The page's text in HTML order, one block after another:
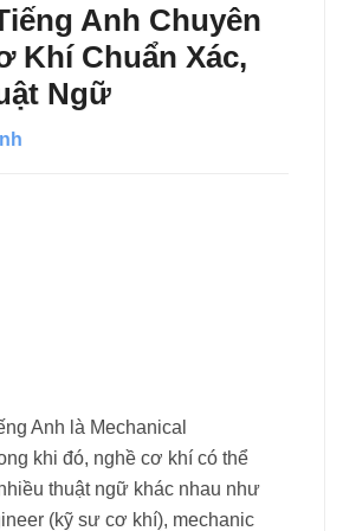
Anh Chuyên
Khí Chuẩn Xác,
Ngữ
Anh là Mechanical
khi đó, nghề cơ khí có thể
thuật ngữ khác nhau như
(kỹ sư cơ khí), mechanic